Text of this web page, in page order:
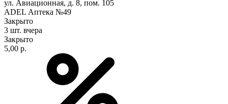
ул. Авиационная, д. 8, пом. 105
ADEL Аптека №49
Закрыто
3 шт. вчера
Закрыто
5,00 р.